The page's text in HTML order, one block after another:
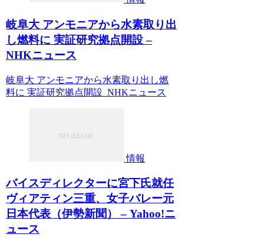
岐阜大 アンモニアから水素取り出
し燃料に 実証研究拠点開設 –
NHKニュース
岐阜大 アンモニアから水素取り出し燃
料に 実証研究拠点開設 NHKニュース
情報
バイスディレクターに宮下氏就任
ヴィアティン三重、女子バレー元
日本代表（伊勢新聞） – Yahoo!ニ
ュース